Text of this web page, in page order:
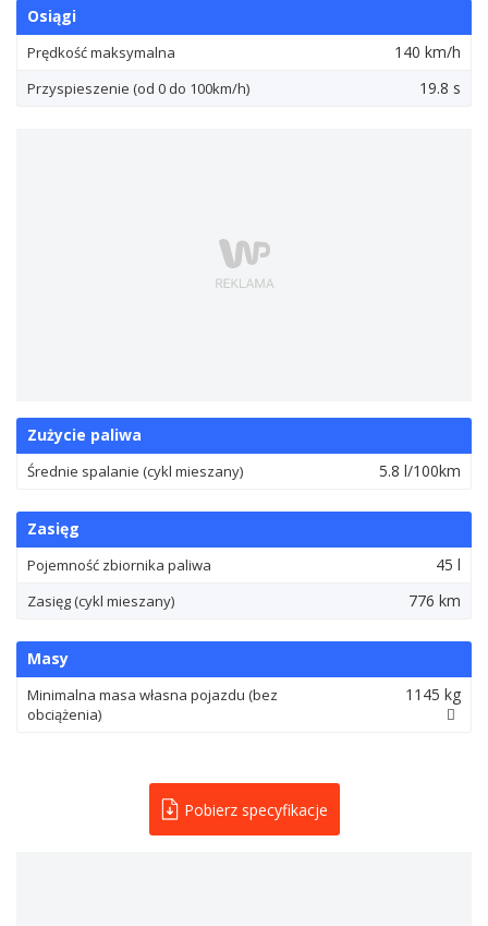
Osiągi
Prędkość maksymalna 140 km/h
Przyspieszenie (od 0 do 100km/h) 19.8 s
Zużycie paliwa
Średnie spalanie (cykl mieszany) 5.8 l/100km
Zasięg
Pojemność zbiornika paliwa 45 l
Zasięg (cykl mieszany) 776 km
Masy
Minimalna masa własna pojazdu (bez
obciążenia)
1145 kg
Pobierz specyfikacje